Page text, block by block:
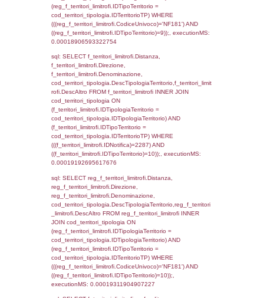
rofi.DescAltro FROM f_territori_limitrofi
cod_territori_tipologia ON
cod_territori_tipologia.IDTipologiaTerritorio)
(f_territori_limitrofi.IDTipoTerritorio =
cod_territori_tipologia.IDTerritorioTP)
(((f_territori_limitrofi.IDNotifica)=2287) AND
((f_territori_limitrofi.IDTipoTerritorio)=4)),
0.00028491020202637
sql: SELECT
reg_f_territori_limitrofi.Direzione,
reg_f_territori_limitrofi.Denominazione,
_limitrofi.DescAltro FROM
JOIN cod_territori_tipologia ON
(reg_f_territori_limitrofi.IDTipologiaTerritorio =
cod_territori_tipologia.IDTipologiaTerritorio)
(reg_f_territori_limitrofi.IDTipoTerritorio =
cod_territori_tipologia.IDTerritorioTP)